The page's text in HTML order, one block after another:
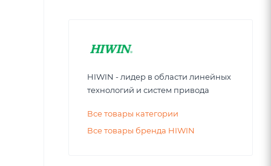
HIWIN - лидер в области линейных
технологий и систем привода
Все товары категории
Все товары бренда HIWIN